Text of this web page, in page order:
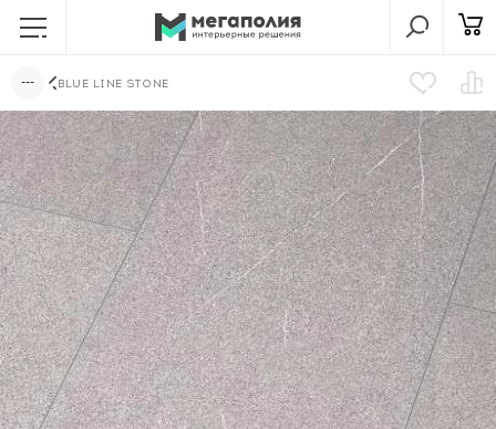
BLUE LINE STONE